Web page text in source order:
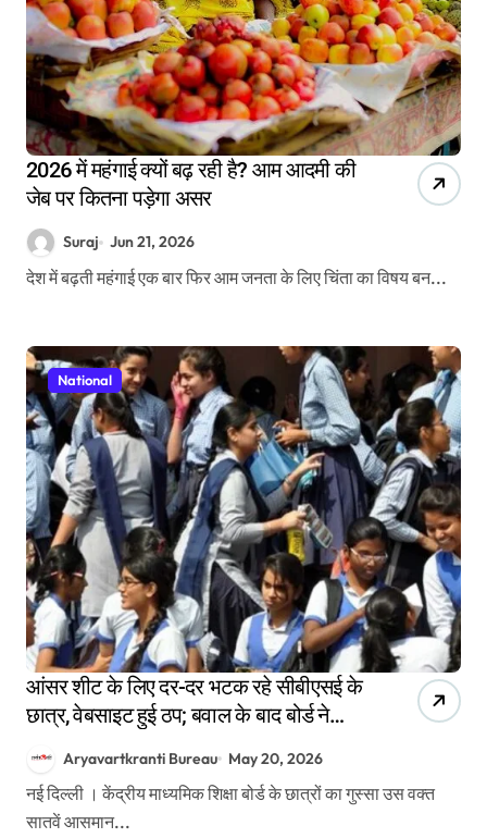
2026 में महंगाई क्यों बढ़ रही है? आम आदमी की
जेब पर कितना पड़ेगा असर
Suraj Jun 21, 2026
देश में बढ़ती महंगाई एक बार फिर आम जनता के लिए चिंता का विषय बन...
National
आंसर शीट के लिए दर-दर भटक रहे सीबीएसई के
छात्र, वेबसाइट हुई ठप; बवाल के बाद बोर्ड ने
Aryavartkranti Bureau May 20, 2026
नई दिल्ली । केंद्रीय माध्यमिक शिक्षा बोर्ड के छात्रों का गुस्सा उस वक्त
सातवें आसमान...